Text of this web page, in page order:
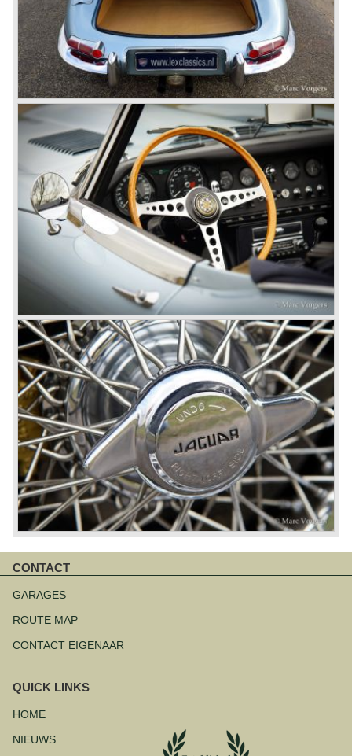
CONTACT
overslaan
GARAGES
ROUTE MAP
CONTACT EIGENAAR
QUICK LINKS
overslaan
HOME
NIEUWS